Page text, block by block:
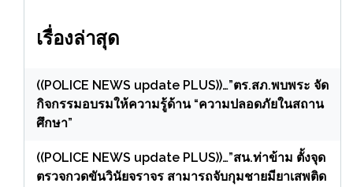
เรื่องล่าสุด
((POLICE NEWS update PLUS))…”ตร.สภ.พบพระ จัด
กิจกรรมอบรมให้ความรู้ด้าน “ความปลอดภัยในสถาน
ศึกษา”
((POLICE NEWS update PLUS))…”สน.ท่าข้าม ตั้งจุด
ตรวจกวดขันวินัยจราจร สามารถจับกุมชายมียาเสพติด